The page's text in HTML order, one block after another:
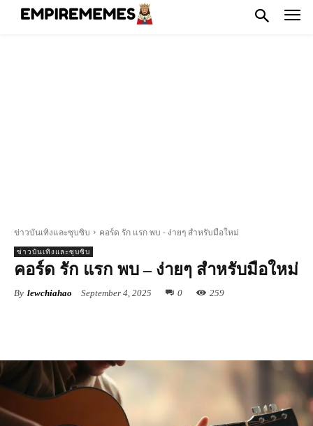
ข่าวบันเทิงและซุบซิบ คอร์ด รัก แรก พบ - ง่ายๆ สำหรับมือใหม่
ข่าวบันเทิงและซุบซิบ
คอร์ด รัก แรก พบ – ง่ายๆ สำหรับมือใหม่
By lewchiahao September 4, 2025 0 259